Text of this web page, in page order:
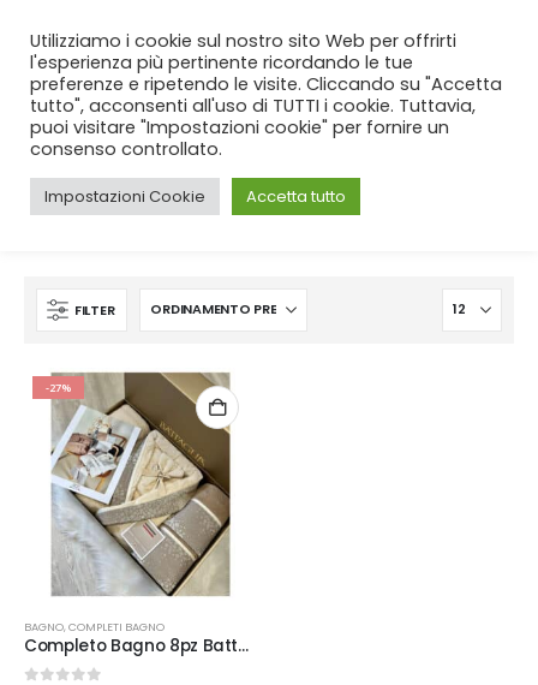
SPEDIZIONE GRATUITA per ordini da 99€!
CASA SHOP PRODUCT TAG -COMPLETO BAGNO
FILTER
-27%
BAGNO,COMPLETI BAGNO
Completo Bagno 8pz Battaglia Kei
Utilizziamo i cookie sul nostro sito Web per offrirti
l'esperienza più pertinente ricordando le tue
preferenze e ripetendo le visite. Cliccando su "Accetta
tutto", acconsenti all'uso di TUTTI i cookie. Tuttavia,
puoi visitare "Impostazioni cookie" per fornire un
consenso controllato.
Impostazioni Cookie Accetta tutto